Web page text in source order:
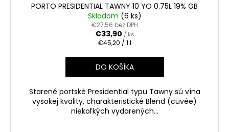
PORTO PRESIDENTIAL TAWNY 10 YO 0.75L 19% GB
Skladom (6 ks)
€27,56 bez DPH
€33,90 / ks
Jednotková
€45,20 / 1 l
DO KOŠÍKA
Starené portské Presidential typu Tawny sú vína
vysokej kvality, charakteristické Blend (cuvée)
niekoľkých vydarených...